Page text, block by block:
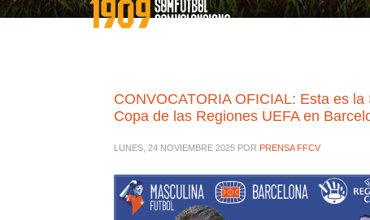
CONVOCATORIA OFICIAL: Esta es
Copa de las Regiones UEFA en
LUNES, 24 NOVIEMBRE 2025 POR PRENSA FFCV